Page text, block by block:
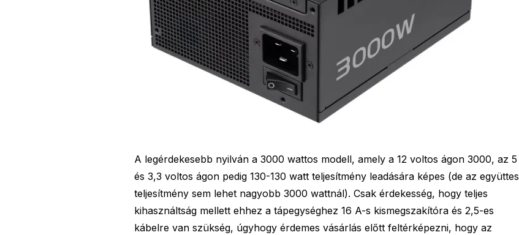
A legérdekesebb nyilván a 3000 wattos modell, amely a 12 voltos ágon 3000, az 5
és 3,3 voltos ágon pedig 130-130 watt teljesítmény leadására képes (de az együttes
teljesítmény sem lehet nagyobb 3000 wattnál). Csak érdekesség, hogy teljes
kihasználtság mellett ehhez a tápegységhez 16 A-s kismegszakítóra és 2,5-es
kábelre van szükség, úgyhogy érdemes vásárlás előtt feltérképezni, hogy az